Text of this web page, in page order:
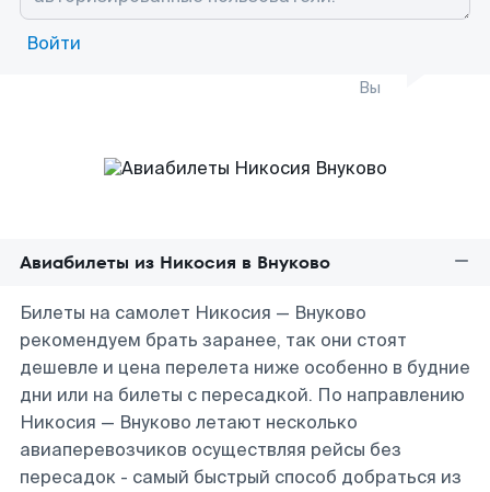
Войти
Вы
Авиабилеты из Никосия в Внуково
Билеты на самолет Никосия — Внуково
рекомендуем брать заранее, так они стоят
дешевле и цена перелета ниже особенно в будние
дни или на билеты с пересадкой. По направлению
Никосия — Внуково летают несколько
авиаперевозчиков осуществляя рейсы без
пересадок - самый быстрый способ добраться из